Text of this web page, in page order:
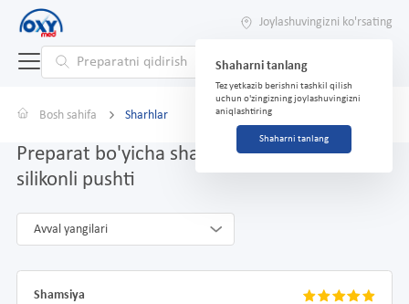
Joylashuvingizni ko'rsating
Shaharni tanlang
Tez yetkazib berishni tashkil qilish
uchun o'zingizning joylashuvingizni
aniqlashtiring
Shaharni tanlang
Bosh sahifa Sharhlar
Preparat bo'yicha sharhlar Taraqqiyot
silikonli pushti
Avval yangilari
Shamsiya